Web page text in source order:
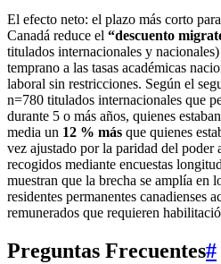
El efecto neto: el plazo más corto
Canadá reduce el “descuento
titulados internacionales y
temprano a las tasas académicas
laboral sin restricciones. Según el
n=780 titulados internacionales que
durante 5 o más años, quienes
media un 12 % más que quienes
vez ajustado por la paridad del poder
recogidos mediante encuestas
muestran que la brecha se amplía en
residentes permanentes canadienses
remunerados que requieren
Preguntas Frecuentes#